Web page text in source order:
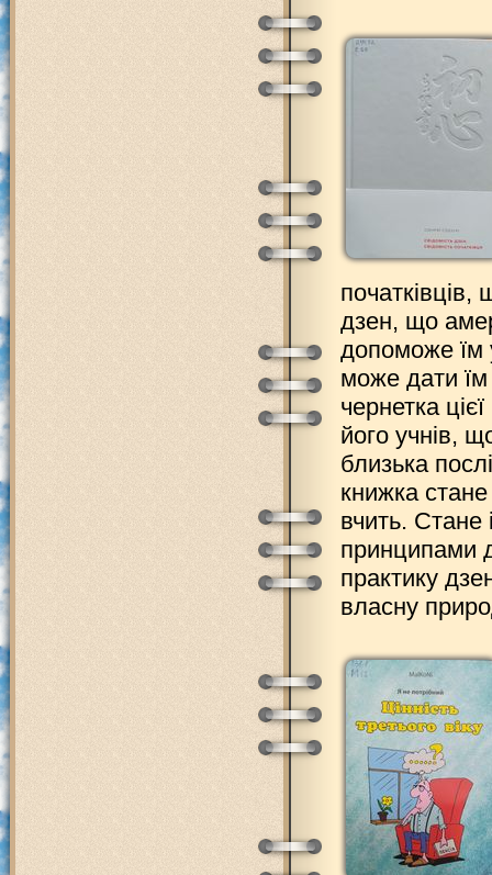
дзен, що
допоможе їм
може дати
чернетка
його учнів,
близька
книжка
вчить. Стане
принципами
практику
власну